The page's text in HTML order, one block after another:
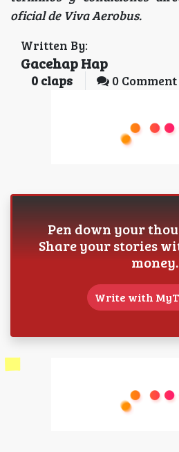
oficial de Viva Aerobus.
Written By:
Gacehap Hap
0 claps 0 Comment
Pen down your
Share your stories
money.
Write with